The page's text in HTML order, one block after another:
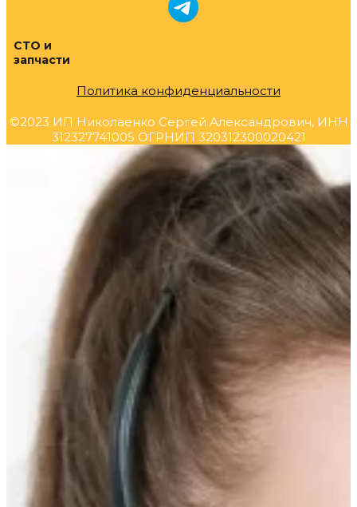
СТО и
запчасти
Политика конфиденциальности
©2023 ИП Николаенко Сергей Александрович, ИНН
312327741005 ОГРНИП 320312300020421